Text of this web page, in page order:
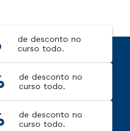
de desconto no
curso todo.
de desconto no
curso todo.
de desconto no
curso todo.